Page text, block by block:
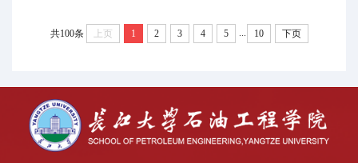
共100条 上页 1 2 3 4 5 ... 10 下页